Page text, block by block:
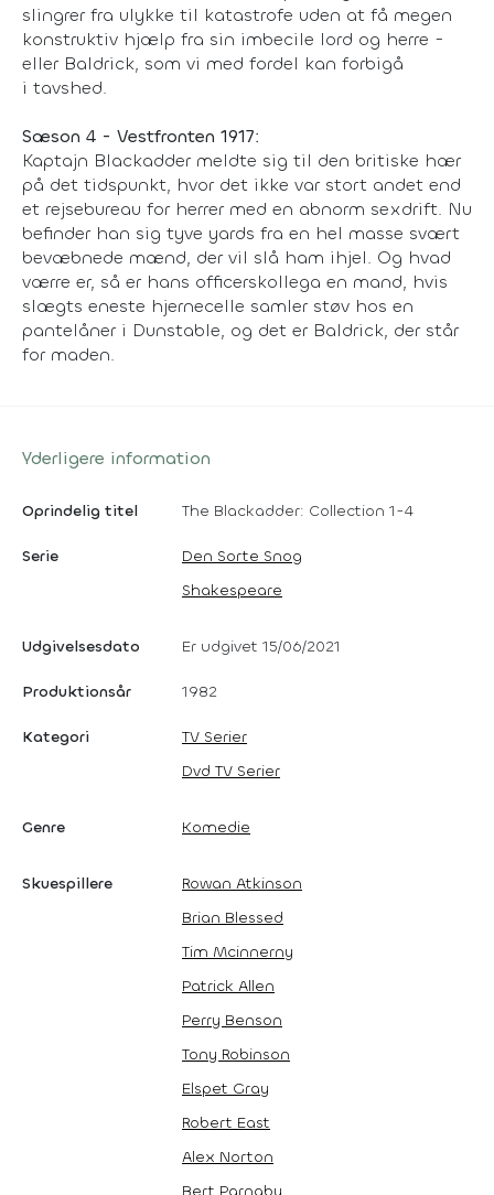
slingrer fra ulykke til katastrofe uden at få megen
konstruktiv hjælp fra sin imbecile lord og herre -
eller Baldrick, som vi med fordel kan forbigå
i tavshed.
Sæson 4 - Vestfronten 1917:
Kaptajn Blackadder meldte sig til den britiske hær
på det tidspunkt, hvor det ikke var stort andet end
et rejsebureau for herrer med en abnorm sexdrift. Nu
befinder han sig tyve yards fra en hel masse svært
bevæbnede mænd, der vil slå ham ihjel. Og hvad
værre er, så er hans officerskollega en mand, hvis
slægts eneste hjernecelle samler støv hos en
pantelåner i Dunstable, og det er Baldrick, der står
for maden.
Yderligere information
Oprindelig titel The Blackadder: Collection 1-4
Serie
Den Sorte Snog
Shakespeare
Udgivelsesdato Er udgivet 15/06/2021
Produktionsår 1982
Kategori
TV Serier
Dvd TV Serier
Genre Komedie
Skuespillere
Rowan Atkinson
Brian Blessed
Tim Mcinnerny
Patrick Allen
Perry Benson
Tony Robinson
Elspet Gray
Robert East
Alex Norton